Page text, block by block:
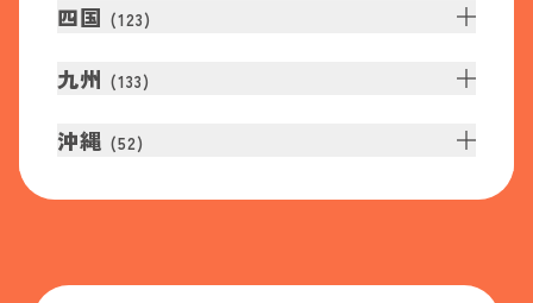
四国 (123)
九州 (133)
沖縄 (52)